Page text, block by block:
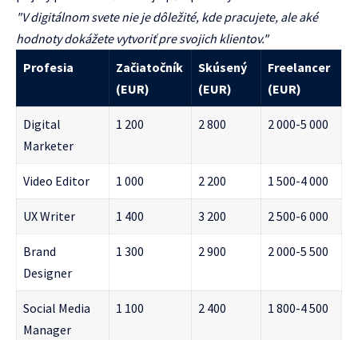
"V digitálnom svete nie je dôležité, kde pracujete, ale aké
hodnoty dokážete vytvoriť pre svojich klientov."
Profesia
Začiatočník
(EUR)
Skúsený
(EUR)
Freelancer
(EUR)
Digital
Marketer
1 200 2 800 2 000-5 000
Video Editor 1 000 2 200 1 500-4 000
UX Writer 1 400 3 200 2 500-6 000
Brand
Designer
1 300 2 900 2 000-5 500
Social Media
Manager
1 100 2 400 1 800-4 500